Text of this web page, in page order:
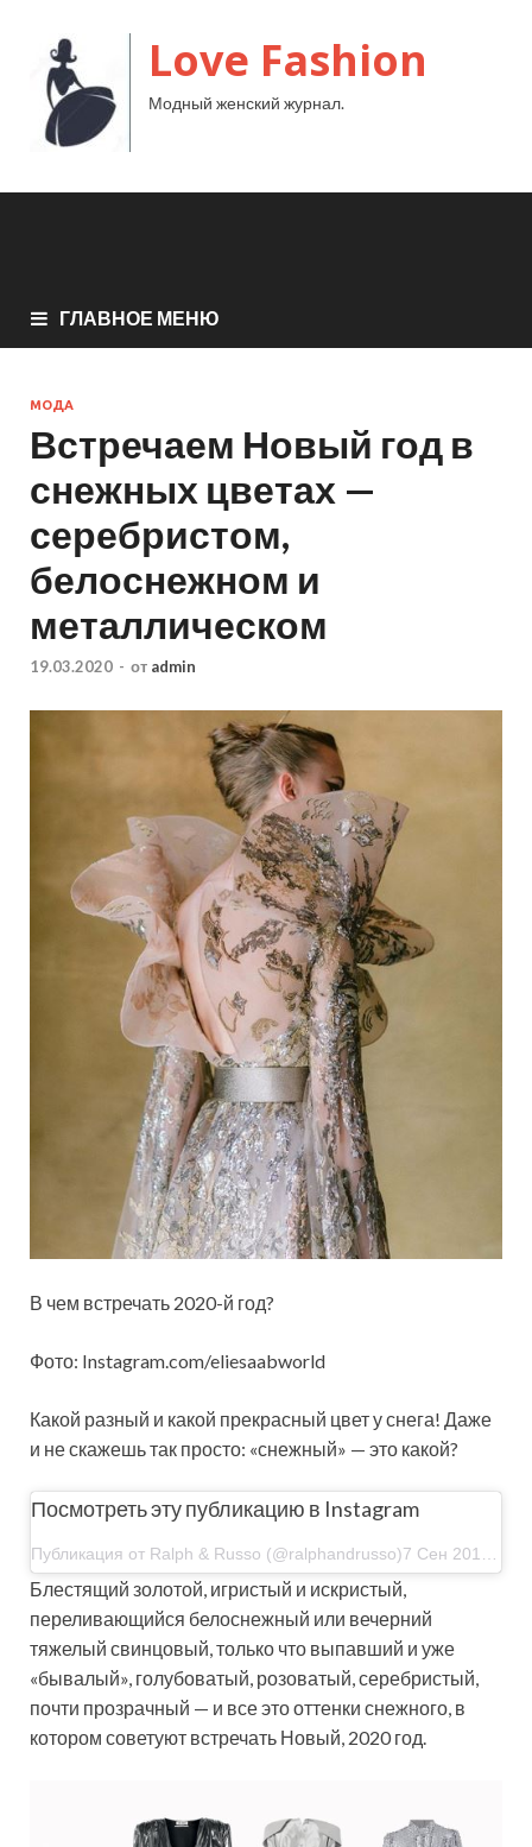
Love Fashion
Модный женский журнал.
ГЛАВНОЕ МЕНЮ
МОДА
Встречаем Новый год в
снежных цветах —
серебристом,
белоснежном и
металлическом
19.03.2020 - от admin
В чем встречать 2020-й год?
Фото: Instagram.com/eliesaabworld
Какой разный и какой прекрасный цвет у снега! Даже
и не скажешь так просто: «снежный» — это какой?
Посмотреть эту публикацию в Instagram
Блестящий золотой, игристый и искристый,
переливающийся белоснежный или вечерний
тяжелый свинцовый, только что выпавший и уже
«бывалый», голубоватый, розоватый, серебристый,
почти прозрачный — и все это оттенки снежного, в
котором советуют встречать Новый, 2020 год.